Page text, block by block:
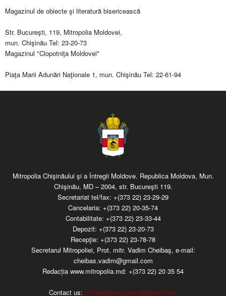
Magazinul de obiecte şi literatură bisericească
Str. Bucureşti, 119, Mitropolia Moldovei,
mun. Chişinău Tel: 23-20-73
Magazinul "Clopotniţa Moldovei"
Piaţa Marii Adunări Naţionale 1, mun. Chişinău Tel: 22-61-94
Mitropolia Chişinăului şi a Întregii Moldove. Republica Moldova, Mun.
Chişinău, MD – 2004, str. Bucureşti 119.
Secretariat tel/fax: +(373 22) 23-29-29
Cancelaria: +(373 22) 20-35-74
Contabilitate: +(373 22) 23-33-44
Depozit: +(373 22) 23-20-73
Recepţie: +(373 22) 23-78-78
Secretarul Mitropoliei, Prot. mitr. Vadim Cheibaş, e-mail:
cheibas.vadim@gmail.com
Redacția www.mitropolia.md: +(373 22) 20 35 54
Contact us: mitropoliamd.press@gmail.com